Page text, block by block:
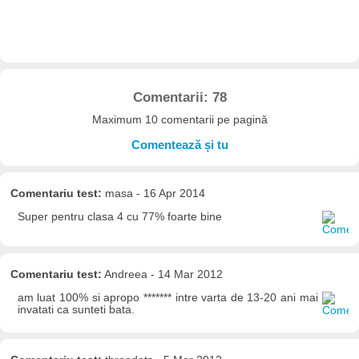
Comentarii: 78
Maximum 10 comentarii pe pagină
Comentează și tu
Comentariu test: masa - 16 Apr 2014
Super pentru clasa 4 cu 77% foarte bine
Comentariu test: Andreea - 14 Mar 2012
am luat 100% si apropo ******* intre varta de 13-20 ani mai
invatati ca sunteti bata.